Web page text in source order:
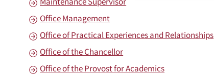
Office Management
Office of Practical Experiences and Relationships
Office of the Chancellor
Office of the Provost for Academics